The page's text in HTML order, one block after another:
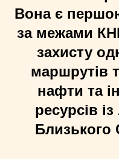
Вона є
за межами
захисту
маршрутів
нафти та
ресурсів
Близького